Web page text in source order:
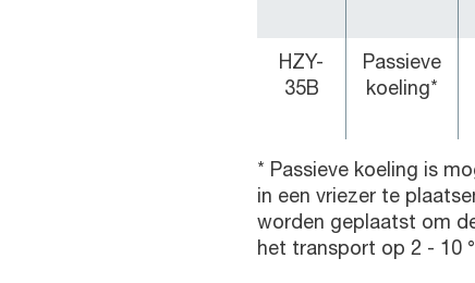
HZY-
35B
Passieve
koeling*
* Passieve koeling is
in een vriezer te
worden geplaatst om
het transport op 2 - 10